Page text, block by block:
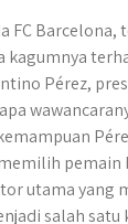
FC Barcelona,
kagumnya
Pérez,
pemain
utama yang
salah satu